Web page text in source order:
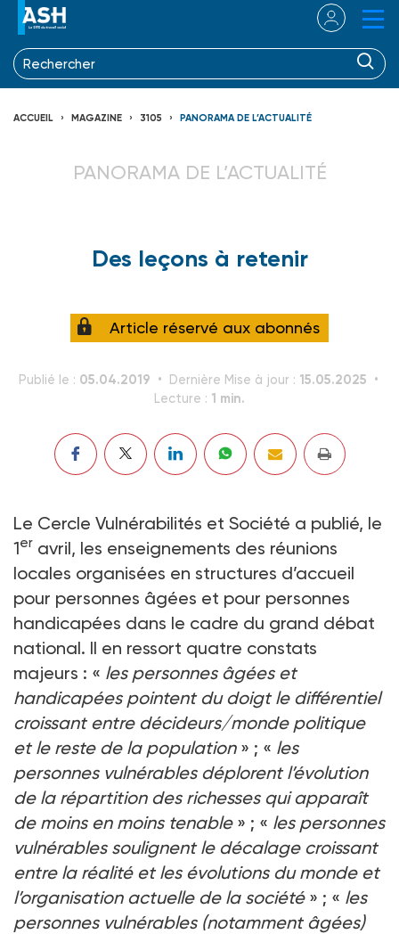
ACCUEIL MAGAZINE 3105 PANORAMA DE L’ACTUALITÉ
PANORAMA DE L’ACTUALITÉ
Des leçons à retenir
Article réservé aux abonnés
Publié le : 05.04.2019 Dernière Mise à jour : 15.05.2025
Lecture : 1 min.
Le Cercle Vulnérabilités et Société a publié, le
1er avril, les enseignements des réunions
locales organisées en structures d’accueil
pour personnes âgées et pour personnes
handicapées dans le cadre du grand débat
national. Il en ressort quatre constats
majeurs : « les personnes âgées et
handicapées pointent du doigt le différentiel
croissant entre décideurs/monde politique
et le reste de la population» ; « les
personnes vulnérables déplorent l’évolution
de la répartition des richesses qui apparaît
de moins en moins tenable» ; « les personnes
vulnérables soulignent le décalage croissant
entre la réalité et les évolutions du monde et
l’organisation actuelle de la société» ; « les
personnes vulnérables (notamment âgées)